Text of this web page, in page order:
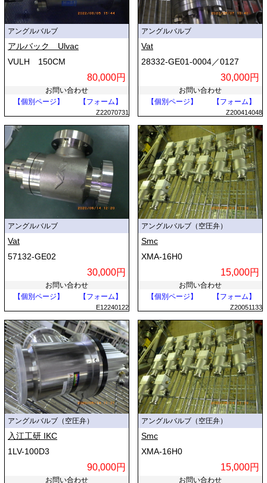
アングルバルブ
アルバック Ulvac
VULH 150CM
80,000円
お問い合わせ
【個別ページ】
【フォーム】
Z22070731
アングルバルブ
Vat
28332-GE01-0004／0127
30,000円
お問い合わせ
【個別ページ】
【フォーム】
Z200414048
アングルバルブ
Vat
57132-GE02
30,000円
お問い合わせ
【個別ページ】
【フォーム】
E12240122
アングルバルブ（空圧弁）
Smc
XMA-16H0
15,000円
お問い合わせ
【個別ページ】
【フォーム】
Z20051133
アングルバルブ（空圧弁）
入江工研 IKC
1LV-100D3
90,000円
お問い合わせ
アングルバルブ（空圧弁）
Smc
XMA-16H0
15,000円
お問い合わせ